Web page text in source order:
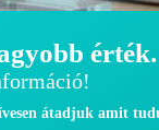
érték.
átadjuk amit